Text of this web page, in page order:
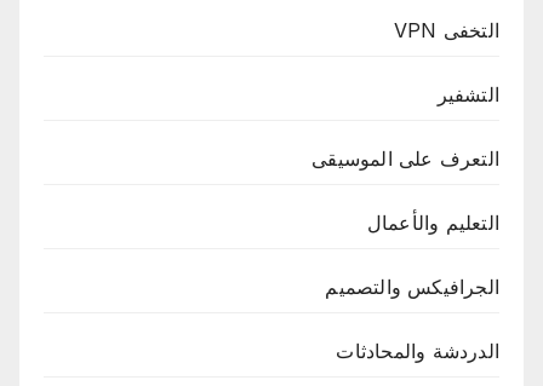
التخفى VPN
التشفير
التعرف على الموسيقى
التعليم والأعمال
الجرافيكس والتصميم
الدردشة والمحادثات